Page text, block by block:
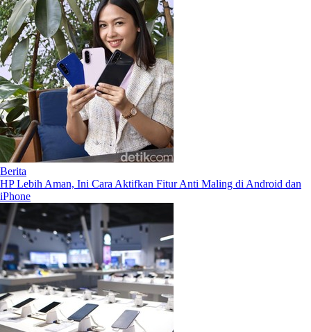
Berita
HP Lebih Aman, Ini Cara Aktifkan Fitur Anti Maling di Android dan
iPhone